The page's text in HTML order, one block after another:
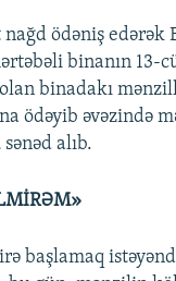
ödəniş edərək
binanın 13-
binadakı
ödəyib əvəzində
alıb.
başlamaq